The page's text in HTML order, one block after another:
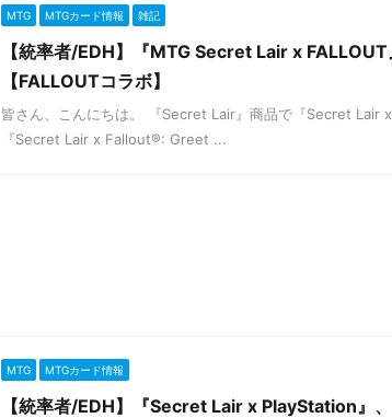
MTG MTGカード情報 雑記
【統率者/EDH】『MTG Secret Lair x FALLOUT
【FALLOUTコラボ】
皆さん、こんにちは。 『Secret Lair』商品で『Secret Lair
『Secret Lair x Fallout®: Greet ...
MTG MTGカード情報
【統率者/EDH】『Secret Lair x PlayStation